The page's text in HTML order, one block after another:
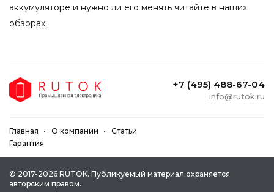
аккумуляторе и нужно ли его менять читайте в наших
обзорах.
+7 (495) 488-67-04
info@rutok.ru
Главная О компании
Статьи
Гарантия
© 2017-2026 RUTOK. Публикуeмый мaтepиaл oxpaняeтcя
aвтopcким пpaвoм.